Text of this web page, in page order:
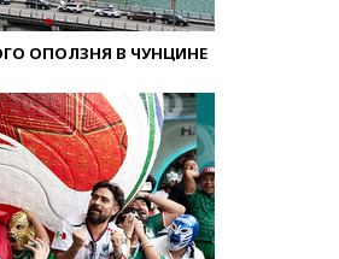
ОПОЛЗНЯ В ЧУНЦИНЕ